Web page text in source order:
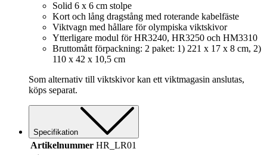
Solid 6 x 6 cm stolpe
Kort och lång dragstång med roterande kabelfäste
Viktvagn med hållare för olympiska viktskivor
Ytterligare modul för HR3240, HR3250 och HM3310
Bruttomått förpackning: 2 paket: 1) 221 x 17 x 8 cm, 2)
110 x 42 x 10,5 cm
Som alternativ till viktskivor kan ett viktmagasin anslutas,
köps separat.
Specifikation
Artikelnummer HR_LR01